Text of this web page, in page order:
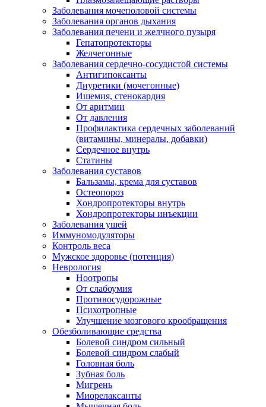
Заболевания мочеполовой системы
Заболевания органов дыхания
Заболевания печени и желчного пузыря
Гепатопротекторы
Желчегонные
Заболевания сердечно-сосудистой системы
Антигипоксанты
Диуретики (мочегонные)
Ишемия, стенокардия
От аритмии
От давления
Профилактика сердечных заболеваний
(витамины, минералы, добавки)
Сердечное внутрь
Статины
Заболевания суставов
Бальзамы, крема для суставов
Остеопороз
Хондропротекторы внутрь
Хондропротекторы инъекции
Заболевания ушей
Иммуномодуляторы
Контроль веса
Мужское здоровье (потенция)
Неврология
Ноотропы
От слабоумия
Противосудорожные
Психотропные
Улучшение мозгового крообращения
Обезболивающие средства
Болевой синдром сильный
Болевой синдром слабый
Головная боль
Зубная боль
Мигрень
Миорелаксанты